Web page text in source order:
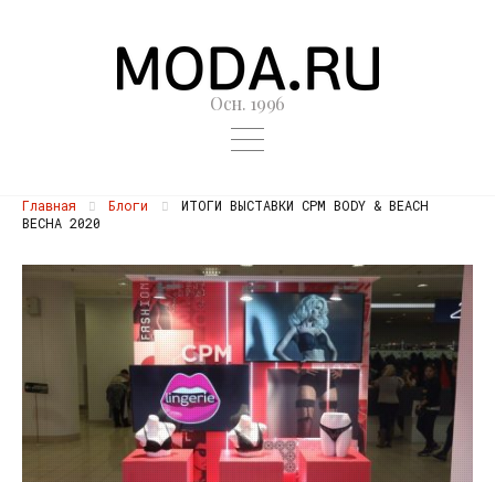
Осн. 1996
Главная Блоги
ИТОГИ ВЫСТАВКИ CPM BODY & BEACH
ВЕСНА 2020